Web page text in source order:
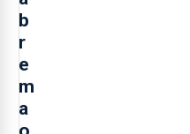
b
r
e
m
a